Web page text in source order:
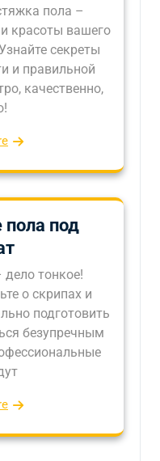
пола –
красоты вашего
секреты
и правильной
качественно,
под
тонкое!
о скрипах и
подготовить
безупречным